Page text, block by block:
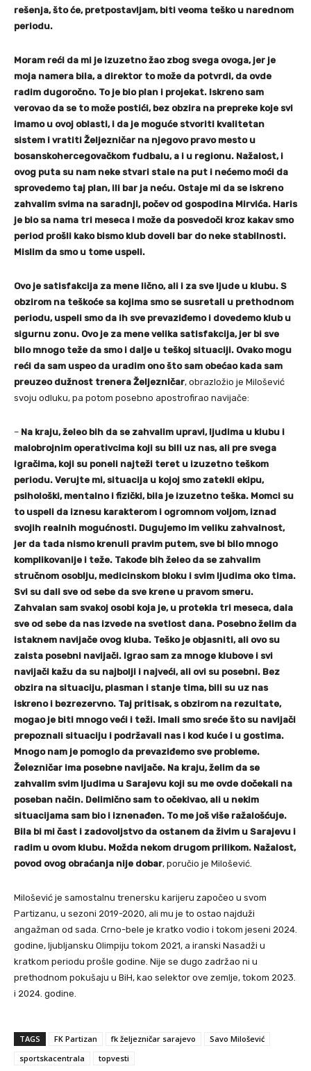
rešenja, što će, pretpostavljam, biti veoma teško u narednom
periodu.
Moram reći da mi je izuzetno žao zbog svega ovoga, jer je
moja namera bila, a direktor to može da potvrdi, da ovde
radim dugoročno. To je bio plan i projekat. Iskreno sam
verovao da se to može postići, bez obzira na prepreke koje svi
imamo u ovoj oblasti, i da je moguće stvoriti kvalitetan
sistem i vratiti Željezničar na njegovo pravo mesto u
bosanskohercegovačkom fudbalu, a i u regionu. Nažalost, i
ovog puta su nam neke stvari stale na put i nećemo moći da
sprovedemo taj plan, ili bar ja neću. Ostaje mi da se iskreno
zahvalim svima na saradnji, počev od gospodina Mirvića. Haris
je bio sa nama tri meseca i može da posvedoči kroz kakav smo
period prošli kako bismo klub doveli bar do neke stabilnosti.
Mislim da smo u tome uspeli.
Ovo je satisfakcija za mene lično, ali i za sve ljude u klubu. S
obzirom na teškoće sa kojima smo se susretali u prethodnom
periodu, uspeli smo da ih sve prevaziđemo i dovedemo klub u
sigurnu zonu. Ovo je za mene velika satisfakcija, jer bi sve
bilo mnogo teže da smo i dalje u teškoj situaciji. Ovako mogu
reći da sam uspeo da uradim ono što sam obećao kada sam
preuzeo dužnost trenera Željezničar, obrazložio je Milošević
svoju odluku, pa potom posebno apostrofirao navijače:
– Na kraju, želeo bih da se zahvalim upravi, ljudima u klubu i
malobrojnim operativcima koji su bili uz nas, ali pre svega
igračima, koji su poneli najteži teret u izuzetno teškom
periodu. Verujte mi, situacija u kojoj smo zatekli ekipu,
psihološki, mentalno i fizički, bila je izuzetno teška. Momci su
to uspeli da iznesu karakterom i ogromnom voljom, iznad
svojih realnih mogućnosti. Dugujemo im veliku zahvalnost,
jer da tada nismo krenuli pravim putem, sve bi bilo mnogo
komplikovanije i teže. Takođe bih želeo da se zahvalim
stručnom osoblju, medicinskom bloku i svim ljudima oko tima.
Svi su dali sve od sebe da sve krene u pravom smeru.
Zahvalan sam svakoj osobi koja je, u protekla tri meseca, dala
sve od sebe da nas izvede na svetlost dana. Posebno želim da
istaknem navijače ovog kluba. Teško je objasniti, ali ovo su
zaista posebni navijači. Igrao sam za mnoge klubove i svi
navijači kažu da su najbolji i najveći, ali ovi su posebni. Bez
obzira na situaciju, plasman i stanje tima, bili su uz nas
iskreno i bezrezervno. Taj pritisak, s obzirom na rezultate,
mogao je biti mnogo veći i teži. Imali smo sreće što su navijači
prepoznali situaciju i podržavali nas i kod kuće i u gostima.
Mnogo nam je pomoglo da prevaziđemo sve probleme.
Železničar ima posebne navijače. Na kraju, želim da se
zahvalim svim ljudima u Sarajevu koji su me ovde dočekali na
poseban način. Delimično sam to očekivao, ali u nekim
situacijama sam bio i iznenađen. To me još više ražalošćuje.
Bila bi mi čast i zadovoljstvo da ostanem da živim u Sarajevu i
radim u ovom klubu. Možda nekom drugom prilikom. Nažalost,
povod ovog obraćanja nije dobar, poručio je Milošević.
Milošević je samostalnu trenersku karijeru započeo u svom
Partizanu, u sezoni 2019-2020, ali mu je to ostao najduži
angažman od sada. Crno-bele je kratko vodio i tokom jeseni 2024.
godine, ljubljansku Olimpiju tokom 2021, a iranski Nasadži u
kratkom periodu prošle godine. Nije se dugo zadržao ni u
prethodnom pokušaju u BiH, kao selektor ove zemlje, tokom 2023.
i 2024. godine.
TAGS FK Partizan fk željezničar sarajevo
Savo Milošević
sportskacentrala
topvesti